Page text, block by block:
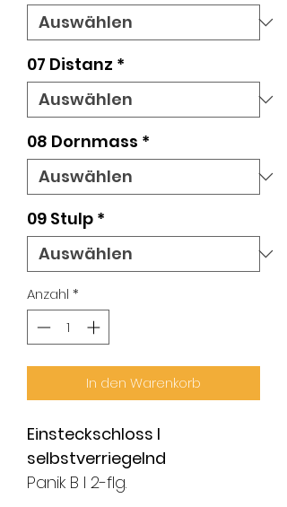
07 Distanz *
08 Dornmass *
09 Stulp *
Anzahl *
In den Warenkorb
Einsteckschloss l
selbstverriegelnd
Panik B l 2-flg.